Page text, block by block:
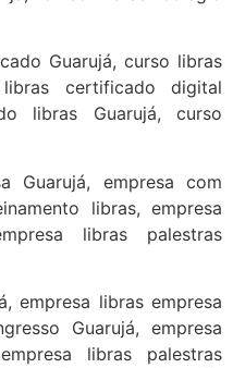
Guarujá, curso libras
certificado digital
libras Guarujá, curso
Guarujá, empresa com
libras, empresa
libras palestras
empresa libras empresa
Guarujá, empresa
libras palestras